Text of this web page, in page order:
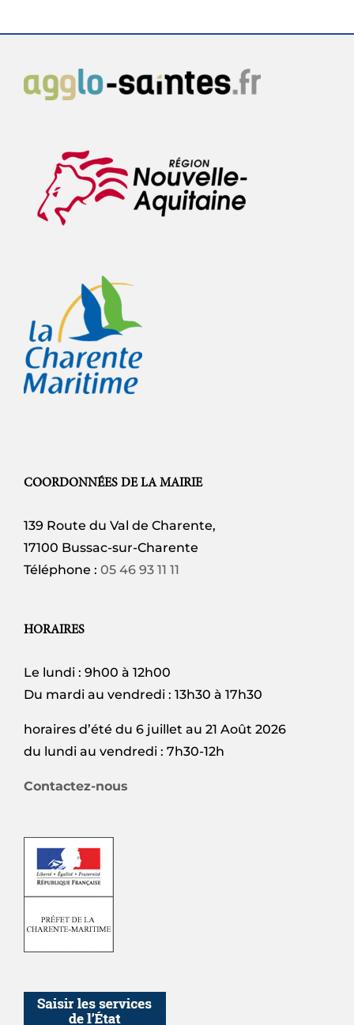
COORDONNÉES DE LA MAIRIE
139 Route du Val de Charente,
17100 Bussac-sur-Charente
Téléphone : 05 46 93 11 11
HORAIRES
Le lundi : 9h00 à 12h00
Du mardi au vendredi : 13h30 à 17h30
horaires d’été du 6 juillet au 21 Août 2026
du lundi au vendredi : 7h30-12h
Contactez-nous